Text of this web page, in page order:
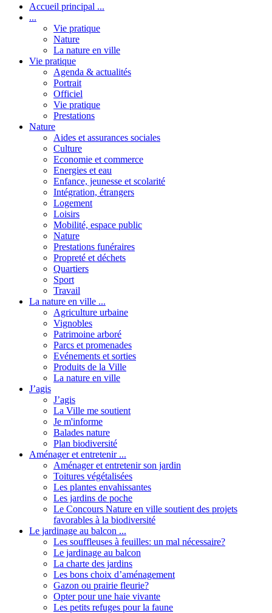
Accueil principal ...
...
Vie pratique
Nature
La nature en ville
Vie pratique
Agenda & actualités
Portrait
Officiel
Vie pratique
Prestations
Nature
Aides et assurances sociales
Culture
Economie et commerce
Energies et eau
Enfance, jeunesse et scolarité
Intégration, étrangers
Logement
Loisirs
Mobilité, espace public
Nature
Prestations funéraires
Propreté et déchets
Quartiers
Sport
Travail
La nature en ville ...
Agriculture urbaine
Vignobles
Patrimoine arboré
Parcs et promenades
Evénements et sorties
Produits de la Ville
La nature en ville
J’agis
J’agis
La Ville me soutient
Je m'informe
Balades nature
Plan biodiversité
Aménager et entretenir ...
Aménager et entretenir son jardin
Toitures végétalisées
Les plantes envahissantes
Les jardins de poche
Le Concours Nature en ville soutient des projets
favorables à la biodiversité
Le jardinage au balcon ...
Les souffleuses à feuilles: un mal nécessaire?
Le jardinage au balcon
La charte des jardins
Les bons choix d’aménagement
Gazon ou prairie fleurie?
Opter pour une haie vivante
Les petits refuges pour la faune